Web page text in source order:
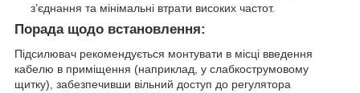
з’єднання та мінімальні втрати високих частот.
Порада щодо встановлення:
Підсилювач рекомендується монтувати в місці введення
кабелю в приміщення (наприклад, у слабкострумовому
щитку), забезпечивши вільний доступ до регулятора